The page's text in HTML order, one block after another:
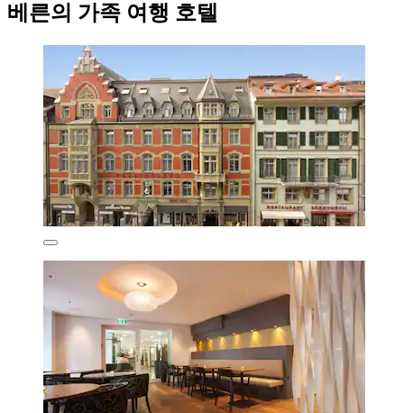
베른의 가족 여행 호텔